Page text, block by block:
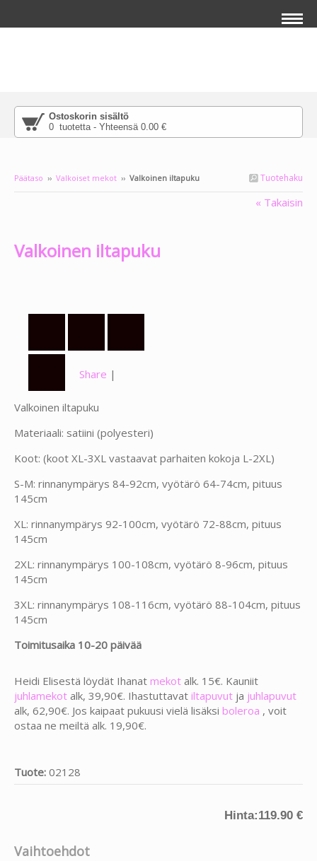
Ostoskorin sisältö
0 tuotetta - Yhteensä 0.00 €
Lisää pääkuvan päälle tekstiä klikkaamalla
Tuotehaku
Päätaso ›› Valkoiset mekot ›› Valkoinen iltapuku
« Takaisin
Valkoinen iltapuku
Share |
Valkoinen iltapuku
Materiaali: satiini (polyesteri)
Koot: (koot XL-3XL vastaavat parhaiten kokoja L-2XL)
S-M: rinnanympärys 84-92cm, vyötärö 64-74cm, pituus
145cm
XL: rinnanympärys 92-100cm, vyötärö 72-88cm, pituus
145cm
2XL: rinnanympärys 100-108cm, vyötärö 8-96cm, pituus
145cm
3XL: rinnanympärys 108-116cm, vyötärö 88-104cm, pituus
145cm
Toimitusaika 10-20 päivää
Heidi Elisestä löydät Ihanat mekot alk. 15€. Kauniit
juhlamekot alk, 39,90€. Ihastuttavat iltapuvut ja juhlapuvut
alk, 62,90€. Jos kaipaat pukuusi vielä lisäksi boleroa , voit
ostaa ne meiltä alk. 19,90€.
Tuote: 02128
Hinta:119.90 €
Vaihtoehdot